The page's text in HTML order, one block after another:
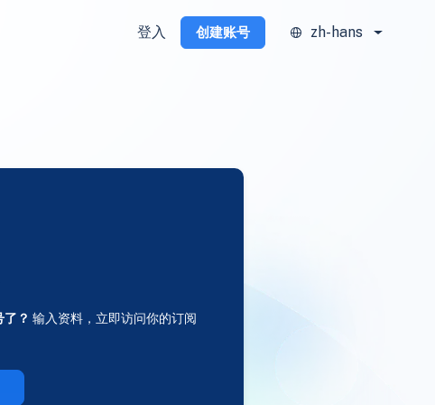
登入 创建账号 zh-hans
了？ 输入资料，立即访问你的订阅